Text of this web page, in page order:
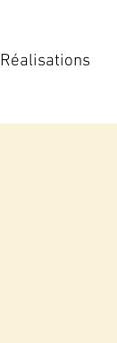
Réalisations